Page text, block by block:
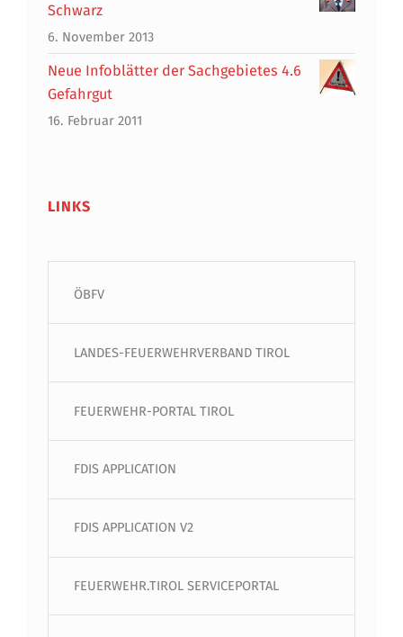
Schwarz
6. November 2013
Neue Infoblätter der Sachgebietes 4.6
Gefahrgut
16. Februar 2011
LINKS
ÖBFV
LANDES-FEUERWEHRVERBAND TIROL
FEUERWEHR-PORTAL TIROL
FDIS APPLICATION
FDIS APPLICATION V2
FEUERWEHR.TIROL SERVICEPORTAL